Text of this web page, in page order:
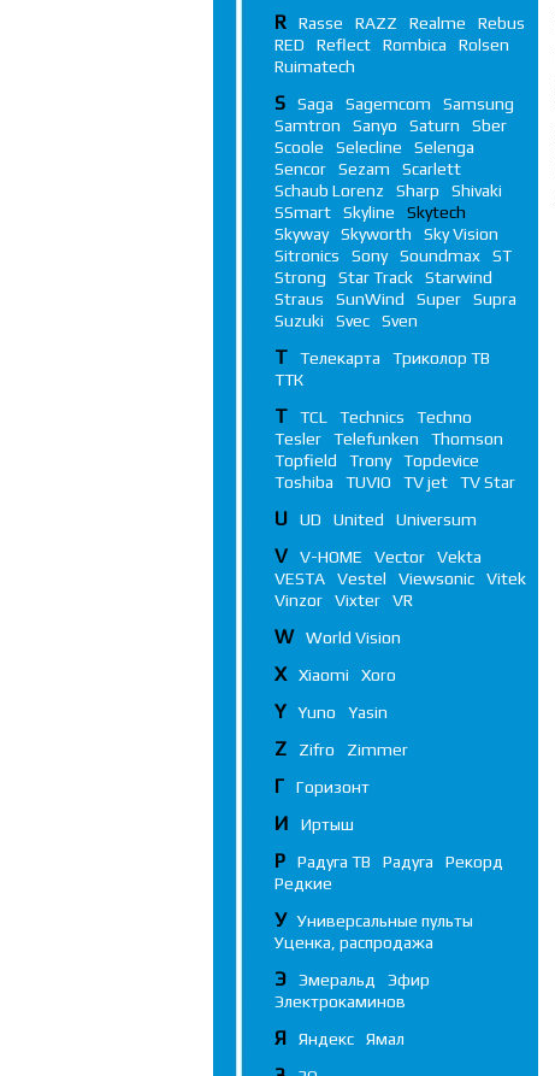
R Rasse RAZZ Realme
Rebus
RED
Reflect Rombica
Rolsen
Ruimatech
S Saga Sagemcom
Samsung
Samtron
Sanyo Saturn
Sber
Scoole
Selecline
Selenga
Sencor
Sezam
Scarlett
Schaub Lorenz
Sharp
Shivaki
SSmart
Skyline
Skytech
Skyway
Skyworth
Sky Vision
Sitronics
Sony Soundmax
ST
Strong
Star Track
Starwind
Straus
SunWind Super
Supra
Suzuki
Svec Sven
Т Телекарта
Триколор ТВ
ТТК
T TCL Technics
Techno
Tesler
Telefunken
Thomson
Topfield
Trony
Topdevice
Toshiba
TUVIO TV jet TV Star
U UD United Universum
V V-HOME Vector
Vekta
VESTA
Vestel Viewsonic
Vitek
Vinzor
Vixter VR
W World Vision
X Xiaomi Xoro
Y Yuno Yasin
Z Zifro Zimmer
Г Горизонт
И Иртыш
Р Радуга ТВ Радуга
Рекорд
Редкие
У
Универсальные пульты
Уценка, распродажа
Э Эмеральд
Эфир
Электрокаминов
Я Яндекс Ямал